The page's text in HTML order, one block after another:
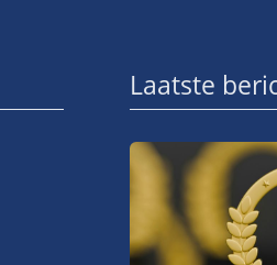
Laatste